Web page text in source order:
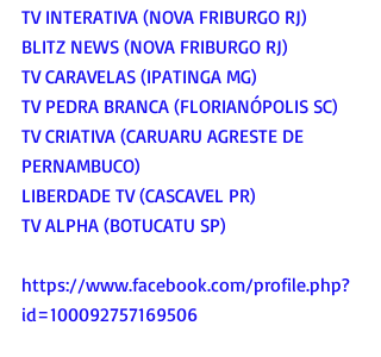
TV INTERATIVA (NOVA FRIBURGO RJ)
BLITZ NEWS (NOVA FRIBURGO RJ)
TV CARAVELAS (IPATINGA MG)
TV PEDRA BRANCA (FLORIANÓPOLIS SC)
TV CRIATIVA (CARUARU AGRESTE DE
PERNAMBUCO)
LIBERDADE TV (CASCAVEL PR)
TV ALPHA (BOTUCATU SP)
https://www.facebook.com/profile.php?
id=100092757169506